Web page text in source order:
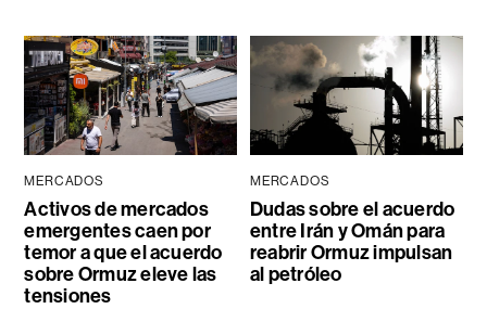
MERCADOS
Activos de mercados
emergentes caen por
temor a que el acuerdo
sobre Ormuz eleve las
tensiones
MERCADOS
Dudas sobre el acuerdo
entre Irán y Omán para
reabrir Ormuz impulsan
al petróleo